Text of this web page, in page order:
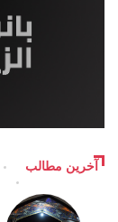
آخرین مطالب